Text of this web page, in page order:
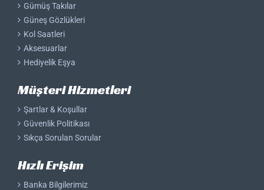
Gümüş Takılar
Güneş Gözlükleri
Kol Saatleri
Aksesuarlar
Hediyelik Eşya
Müşteri Hizmetleri
Şartlar & Koşullar
Güvenlik Politikası
Sıkça Sorulan Sorular
Hızlı Erişim
Banka Bilgilerimiz